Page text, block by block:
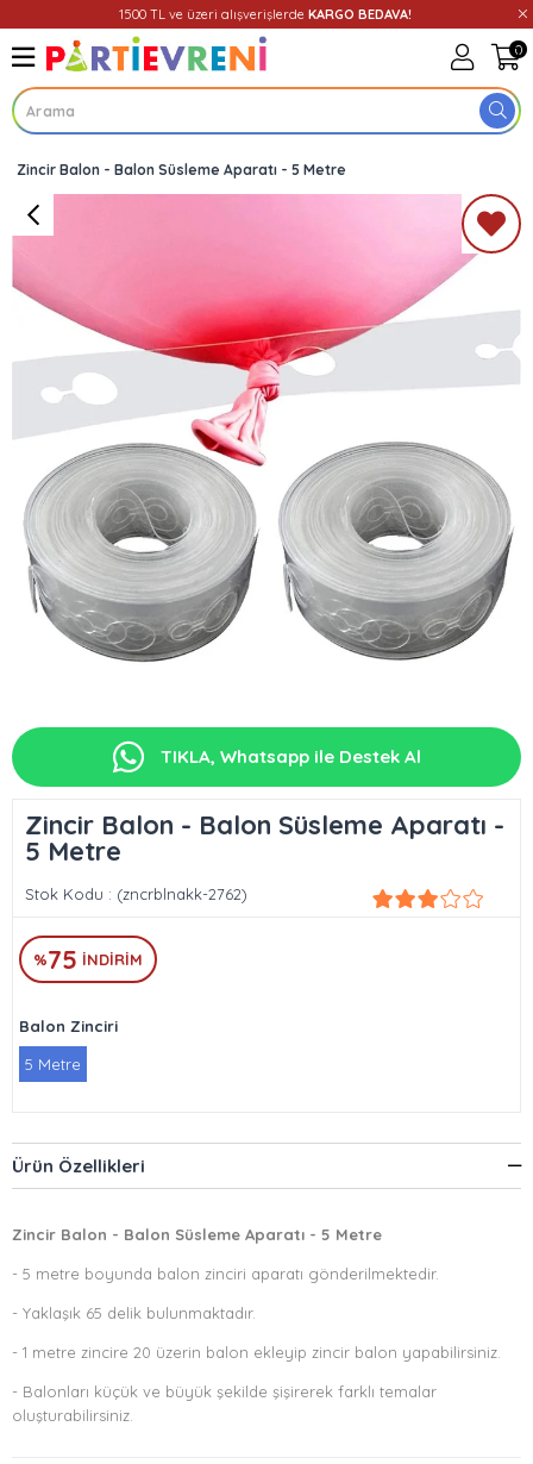
1500 TL ve üzeri alışverişlerde KARGO BEDAVA!
0
Üye Girişi Üye Ol
Zincir Balon - Balon Süsleme Aparatı - 5 Metre
TIKLA, Whatsapp ile Destek Al
Zincir Balon - Balon Süsleme Aparatı -
5 Metre
Stok Kodu (zncrblnakk-2762)
%75 İNDIRIM
Balon Zinciri
5 Metre
Ürün Özellikleri
Zincir Balon - Balon Süsleme Aparatı - 5 Metre
- 5 metre boyunda balon zinciri aparatı gönderilmektedir.
- Yaklaşık 65 delik bulunmaktadır.
- 1 metre zincire 20 üzerin balon ekleyip zincir balon yapabilirsiniz.
- Balonları küçük ve büyük şekilde şişirerek farklı temalar
oluşturabilirsiniz.